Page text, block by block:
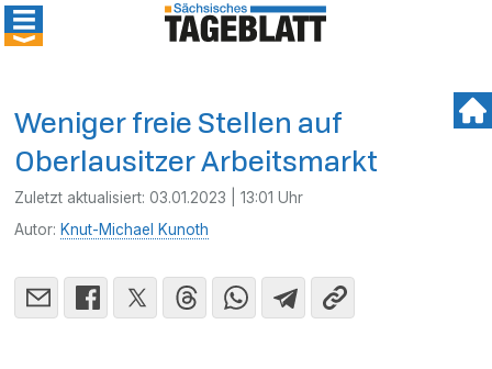
Weniger freie Stellen auf
Oberlausitzer Arbeitsmarkt
Zuletzt aktualisiert:03.01.2023 | 13:01 Uhr
Autor: Knut-Michael Kunoth